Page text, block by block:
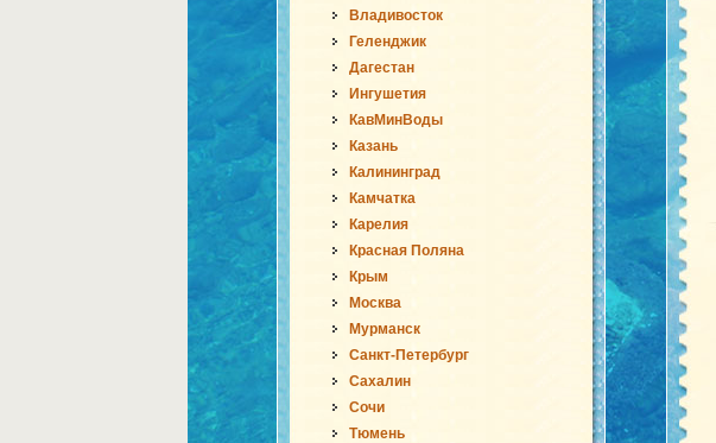
Владивосток
Геленджик
Дагестан
Ингушетия
КавМинВоды
Казань
Калининград
Камчатка
Карелия
Красная Поляна
Крым
Москва
Мурманск
Санкт-Петербург
Сахалин
Сочи
Тюмень